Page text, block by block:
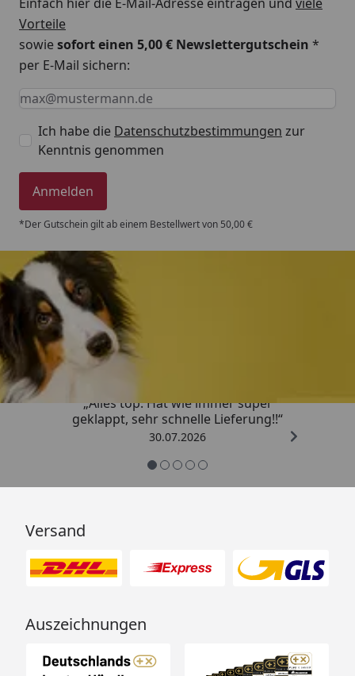
Vorteile
sowiesofort einen 5,00 € Newslettergutschein *
per E-Mail sichern:
Keine Eingabe erforderlich
Eingabe erforderlich
E-Mail *
Ich habe die Datenschutzbestimmungen zur
Kenntnis genommen
Anmelden
*Der Gutschein gilt ab einem Bestellwert von 50,00 €
Trusted Shops
„Alles top. Hat wie immer super
geklappt, sehr schnelle Lieferung!!“
30.07.2026
Versand
Auszeichnungen